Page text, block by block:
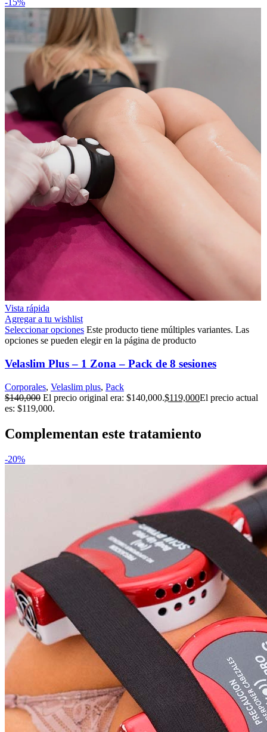
-15%
Vista rápida
Agregar a tu wishlist
Seleccionar opciones Este producto tiene múltiples variantes. Las
opciones se pueden elegir en la página de producto
Velaslim Plus – 1 Zona – Pack de 8 sesiones
Corporales, Velaslim plus, Pack
$140,000 El precio original era: $140,000.$119,000El precio actual
es: $119,000.
Complementan este tratamiento
-20%